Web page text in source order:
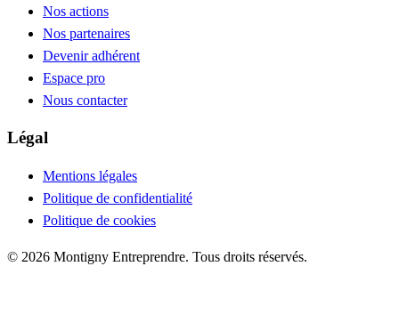
Nos actions
Nos partenaires
Devenir adhérent
Espace pro
Nous contacter
Légal
Mentions légales
Politique de confidentialité
Politique de cookies
© 2026 Montigny Entreprendre. Tous droits réservés.